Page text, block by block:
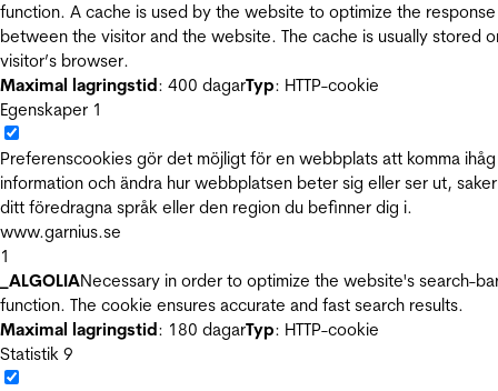
function. A cache is used by the website to optimize the
between the visitor and the website. The cache is usually stored
visitor’s browser.
Maximal lagringstid: 400 dagarTyp: HTTP-cookie
Egenskaper 1
Preferenscookies gör det möjligt för en webbplats att komma ihåg
information och ändra hur webbplatsen beter sig eller ser ut,
ditt föredragna språk eller den region du befinner dig i.
www.garnius.se
1
_ALGOLIANecessary in order to optimize the website's search-
function. The cookie ensures accurate and fast search results.
Maximal lagringstid: 180 dagarTyp: HTTP-cookie
Statistik 9